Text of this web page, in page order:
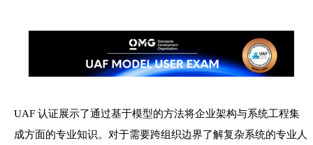
UAF 认证展示了通过基于模型的方法将企业架构与系统工程集
成方面的专业知识。对于需要跨组织边界了解复杂系统的专业人